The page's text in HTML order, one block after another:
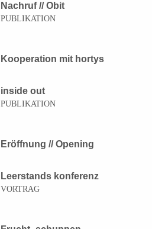
Nachruf // Obit
PUBLIKATION
Kooperation mit hortys
inside out
PUBLIKATION
Eröffnung // Opening
Leerstands konferenz
VORTRAG